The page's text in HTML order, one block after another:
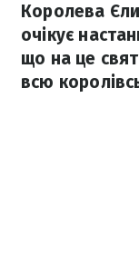
Королева
очікує
що на це
всю